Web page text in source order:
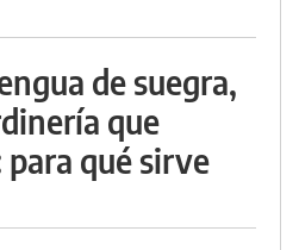
de suegra,
que
qué sirve